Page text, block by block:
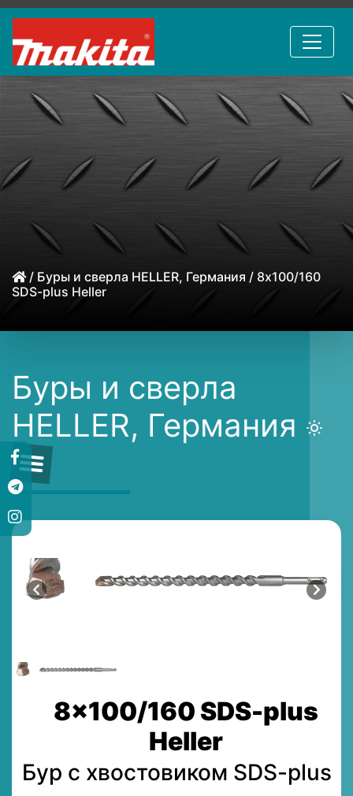
/ Буры и сверла HELLER, Германия / 8x100/160
SDS-plus Heller
Буры и сверла
HELLER, Германия
8x100/160 SDS-plus
Heller
Бур с хвостовиком SDS-plus